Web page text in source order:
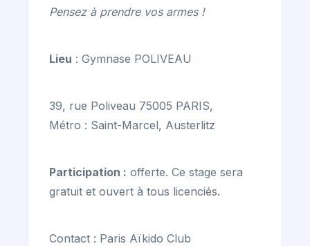
Pensez à prendre vos armes !
Lieu : Gymnase POLIVEAU
39, rue Poliveau 75005 PARIS,
Métro : Saint-Marcel, Austerlitz
Participation : offerte. Ce stage sera
gratuit et ouvert à tous licenciés.
Contact : Paris Aïkido Club